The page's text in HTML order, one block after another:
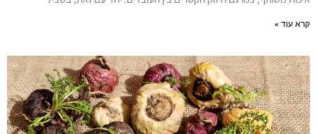
קרא עוד »